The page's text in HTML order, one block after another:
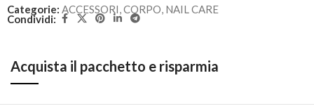
Categorie: ACCESSORI,CORPO, NAIL CARE
Condividi:
Acquista il pacchetto e risparmia